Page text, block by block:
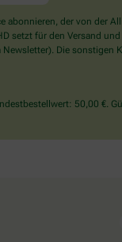
abonnieren, der von der
setzt für den Versand
Die
50,00 €.